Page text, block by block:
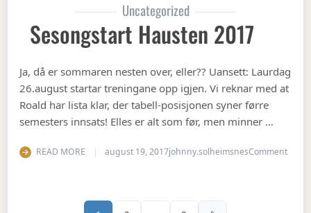
Uncategorized
Sesongstart Hausten 2017
Ja, då er sommaren nesten over, eller?? Uansett: Laurdag
26.august startar treningane opp igjen. Vi reknar med at
Roald har lista klar, der tabell-posisjonen syner førre
semesters innsats! Elles er alt som før, men minner …
READ MORE august 19, 2017johnny.solheimsnesCommenton